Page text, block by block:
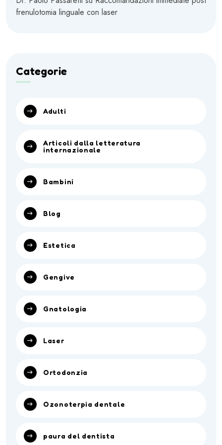
frenulotomia linguale con laser
Categorie
Adulti
Articoli dalla letteratura
internazionale
Bambini
Blog
Estetica
Gengive
Gnatologia
Laser
Ortodonzia
Ozonoterpia dentale
paura del dentista